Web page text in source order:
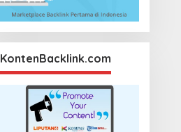
KontenBacklink.com